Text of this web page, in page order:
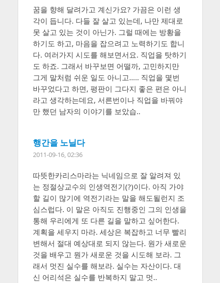
꿈을 향해 달려가고 계신가요? 가끔은 이런 생
각이 듭니다. 다들 잘 살고 있는데, 나만 제대로
못 살고 있는 것이 아닌가. 그럴 때에는 방황을
하기도 하고, 마음을 잡으려고 노력하기도 합니
다. 여러가지 시도를 해보면서요. 직업을 탓하기
도 하죠. 그래서 바꾸보면 어떨까, 고민하지만
그게 말처럼 쉬운 일도 아니고….. 직업을 몇번
바꾸었다고 하면, 평판이 그다지 좋은 편은 아니
라고 생각하는데요, 서른번이나 직업을 바꿔야
만 했던 남자의 이야기를 보았습..
행간을 노닐다
2011-09-16, 02:36
따뜻한카리스마라는 닉네임으로 잘 알려져 있
는 정절상교수의 인생역전기(?)이다. 아직 가야
할 길이 많기에 역전기라는 말을 해도될런지 조
심스럽다. 이 말은 아직도 진행중인 그의 인생을
통해 우리에게 또 다른 길을 말하고 싶어한다.
계획을 세우지 마라. 세상은 복잡하고 너무 빨리
변해서 절대 예상대로 되지 않는다. 원가 새로운
것을 배우고 뭔가 새로운 것을 시도해 보라. 그
래서 멋진 실수를 해보라. 실수는 자산이다. 대
신 어리석은 실수를 반복하지 말고 멋..